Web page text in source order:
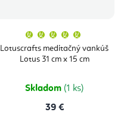
Lotuscrafts meditačný vankúš
Lotus 31 cm x 15 cm
produktu
je
5,0
Skladom (1 ks)
39 €